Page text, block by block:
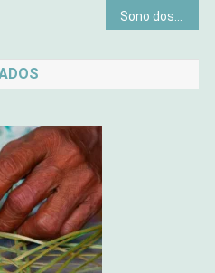
Sono dos Sonhos: Segredos pra Noites que Renovam